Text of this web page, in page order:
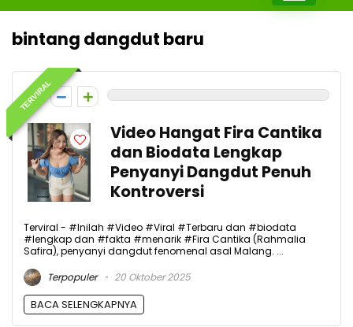
bintang dangdut baru
TERVIRAL
0
Video Hangat Fira Cantika
dan Biodata Lengkap
Penyanyi Dangdut Penuh
Kontroversi
Terviral - #Inilah #Video #Viral #Terbaru dan #biodata
#lengkap dan #fakta #menarik #Fira Cantika (Rahmalia
Safira), penyanyi dangdut fenomenal asal Malang. ...
Terpopuler
20 Oktober 2025
BACA SELENGKAPNYA